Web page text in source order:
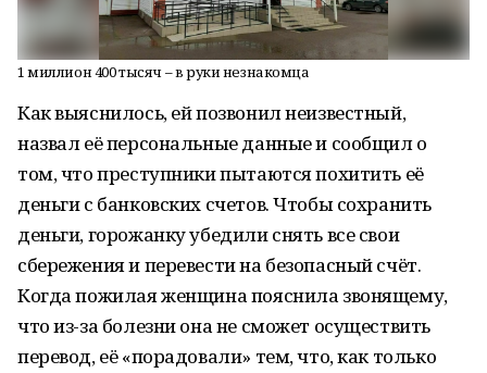
1 миллион 400 тысяч – в руки незнакомца
Как выяснилось, ей позвонил неизвестный,
назвал её персональные данные и сообщил о
том, что преступники пытаются похитить её
деньги с банковских счетов. Чтобы сохранить
деньги, горожанку убедили снять все свои
сбережения и перевести на безопасный счёт.
Когда пожилая женщина пояснила звонящему,
что из-за болезни она не сможет осуществить
перевод, её «порадовали» тем, что, как только